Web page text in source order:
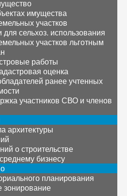
имущества
участков
сельхоз. использования
участков льготным
работы
оценка
ранее учтенных
участников СВО и членов
архитектуры
о строительстве
бизнесу
планирования
зонирование